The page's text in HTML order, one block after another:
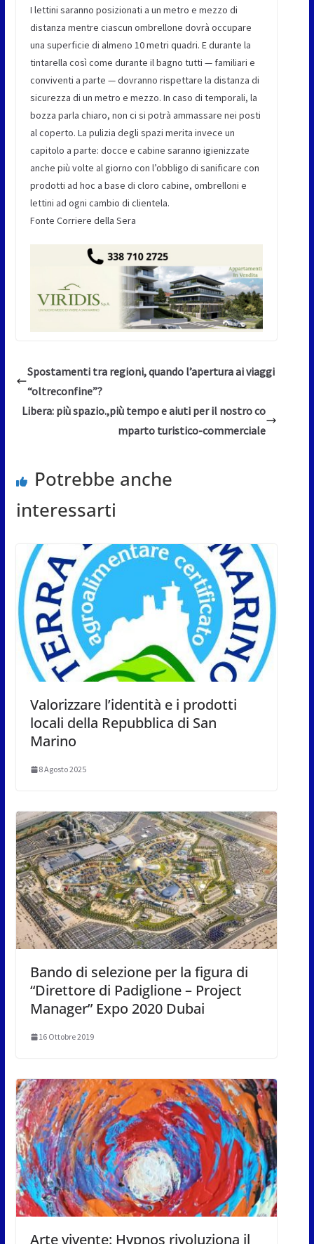
I lettini saranno posizionati a un metro e mezzo di
distanza mentre ciascun ombrellone dovrà occupare
una superficie di almeno 10 metri quadri. E durante la
tintarella così come durante il bagno tutti — familiari e
conviventi a parte — dovranno rispettare la distanza di
sicurezza di un metro e mezzo. In caso di temporali, la
bozza parla chiaro, non ci si potrà ammassare nei posti
al coperto. La pulizia degli spazi merita invece un
capitolo a parte: docce e cabine saranno igienizzate
anche più volte al giorno con l’obbligo di sanificare con
prodotti ad hoc a base di cloro cabine, ombrelloni e
lettini ad ogni cambio di clientela.
Fonte Corriere della Sera
Spostamenti tra regioni, quando l’apertura ai viaggi
“oltreconfine”?
Libera: più spazio.,più tempo e aiuti per il nostro co
mparto turistico-commerciale
Potrebbe anche
interessarti
Valorizzare l’identità e i prodotti
locali della Repubblica di San
Marino
8 Agosto 2025
Bando di selezione per la figura di
“Direttore di Padiglione – Project
Manager” Expo 2020 Dubai
16 Ottobre 2019
Arte vivente: Hypnos rivoluziona il